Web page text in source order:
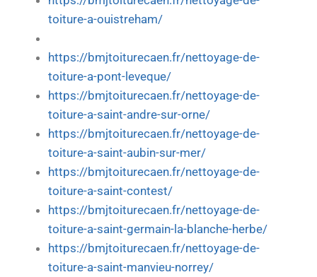
toiture-a-ouistreham/
https://bmjtoiturecaen.fr/nettoyage-de-
toiture-a-pont-leveque/
https://bmjtoiturecaen.fr/nettoyage-de-
toiture-a-saint-andre-sur-orne/
https://bmjtoiturecaen.fr/nettoyage-de-
toiture-a-saint-aubin-sur-mer/
https://bmjtoiturecaen.fr/nettoyage-de-
toiture-a-saint-contest/
https://bmjtoiturecaen.fr/nettoyage-de-
toiture-a-saint-germain-la-blanche-herbe/
https://bmjtoiturecaen.fr/nettoyage-de-
toiture-a-saint-manvieu-norrey/